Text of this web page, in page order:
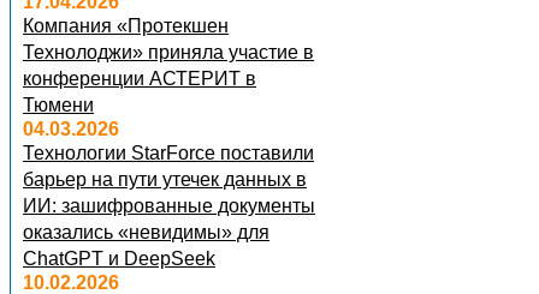
Компания «Протекшен
Технолоджи» приняла участие в
конференции АСТЕРИТ в
Тюмени
04.03.2026
Технологии StarForce поставили
барьер на пути утечек данных в
ИИ: зашифрованные документы
оказались «невидимы» для
ChatGPT и DeepSeek
10.02.2026